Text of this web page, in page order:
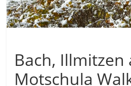
Bach, Illmitzen
Motschula